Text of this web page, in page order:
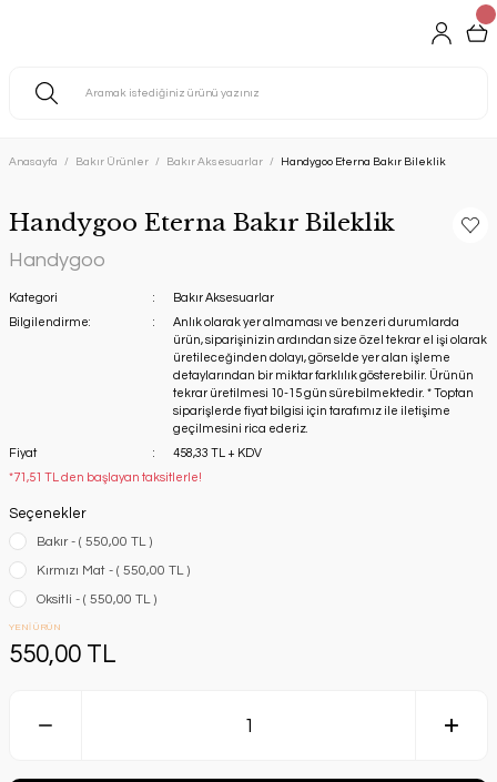
Anasayfa Bakır Ürünler Bakır Aksesuarlar Handygoo Eterna Bakır Bileklik
Handygoo Eterna Bakır Bileklik
Handygoo
Kategori
Bakır Aksesuarlar
Bilgilendirme:
Anlık olarak yer almaması ve benzeri durumlarda
ürün, siparişinizin ardından size özel tekrar el işi olarak
üretileceğinden dolayı, görselde yer alan işleme
detaylarından bir miktar farklılık gösterebilir. Ürünün
tekrar üretilmesi 10-15 gün sürebilmektedir. * Toptan
siparişlerde fiyat bilgisi için tarafımız ile iletişime
geçilmesini rica ederiz.
Fiyat
458,33 TL + KDV
*71,51 TL den başlayan taksitlerle!
Seçenekler
Bakır - ( 550,00 TL )
Kırmızı Mat - ( 550,00 TL )
Oksitli - ( 550,00 TL )
YENİ ÜRÜN
550,00 TL